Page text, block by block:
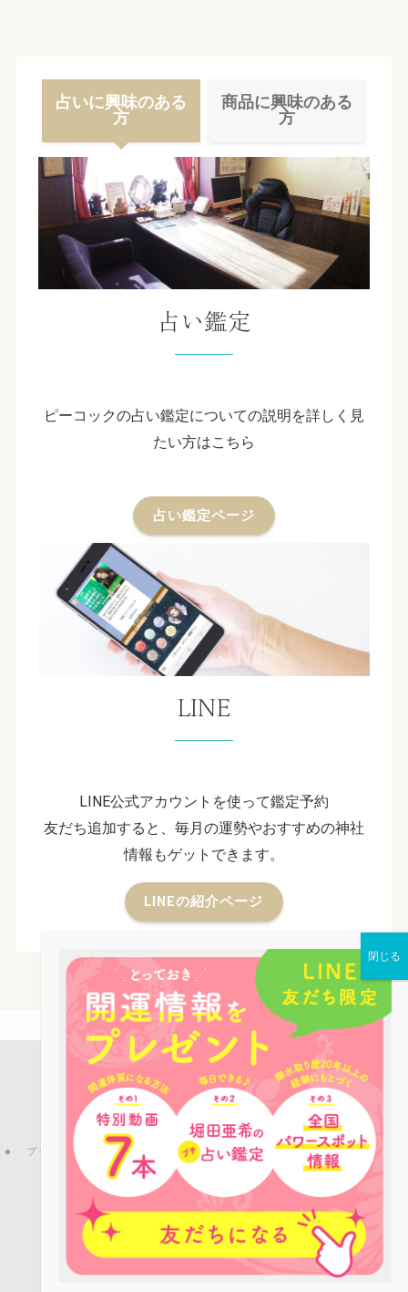
占いに興味のある
方
商品に興味のある
方
占い鑑定
ピーコックの占い鑑定についての説明を詳しく見
たい方はこちら
占い鑑定ページ
LINE
LINE公式アカウントを使って鑑定予約
友だち追加すると、毎月の運勢やおすすめの神社
情報もゲットできます。
LINEの紹介ページ
店舗案内 占い鑑定 パワーストーン
お役立ち情報
ピーコックLINE公式アカウントのご紹介
ブログ
プライバシーポリシー
特定商取引法 ご利用規約
お問い合わせ
会社概要
Copyright © パワーストーンカフェPEACOCK All rights reserved.